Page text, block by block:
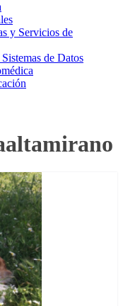
y Servicios de
de Datos